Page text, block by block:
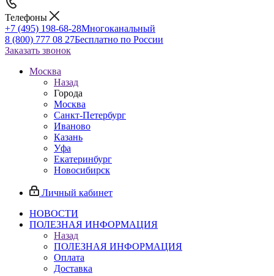
Телефоны
+7 (495) 198-68-28Многоканальный
8 (800) 777 08 27Бесплатно по России
Заказать звонок
Москва
Назад
Города
Москва
Санкт-Петербург
Иваново
Казань
Уфа
Екатеринбург
Новосибирск
Личный кабинет
НОВОСТИ
ПОЛЕЗНАЯ ИНФОРМАЦИЯ
Назад
ПОЛЕЗНАЯ ИНФОРМАЦИЯ
Оплата
Доставка